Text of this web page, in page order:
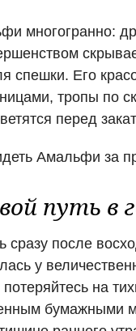
многогранно:
спешки. Его
тропы по
перед
Амальфи за
путь в
сразу после
у
на
бумажными